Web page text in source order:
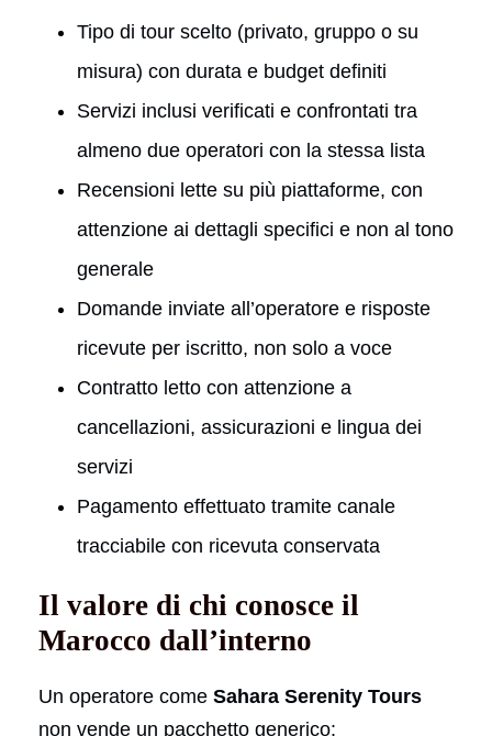
Tipo di tour scelto (privato, gruppo o su
misura) con durata e budget definiti
Servizi inclusi verificati e confrontati tra
almeno due operatori con la stessa lista
Recensioni lette su più piattaforme, con
attenzione ai dettagli specifici e non al tono
generale
Domande inviate all’operatore e risposte
ricevute per iscritto, non solo a voce
Contratto letto con attenzione a
cancellazioni, assicurazioni e lingua dei
servizi
Pagamento effettuato tramite canale
tracciabile con ricevuta conservata
Il valore di chi conosce il
Marocco dall’interno
Un operatore come Sahara Serenity Tours
non vende un pacchetto generico: